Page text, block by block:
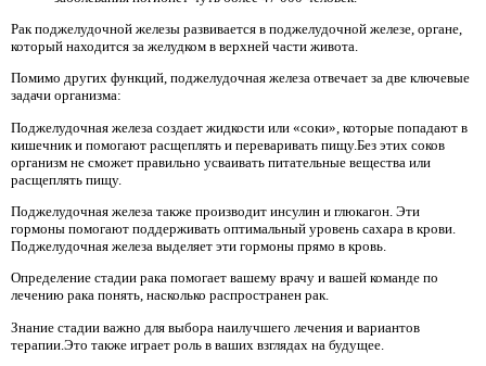
Рак поджелудочной железы развивается в поджелудочной железе, органе,
который находится за желудком в верхней части живота.
Помимо других функций, поджелудочная железа отвечает за две ключевые
задачи организма:
Поджелудочная железа создает жидкости или «соки», которые попадают в
кишечник и помогают расщеплять и переваривать пищу.Без этих соков
организм не сможет правильно усваивать питательные вещества или
расщеплять пищу.
Поджелудочная железа также производит инсулин и глюкагон. Эти
гормоны помогают поддерживать оптимальный уровень сахара в крови.
Поджелудочная железа выделяет эти гормоны прямо в кровь.
Определение стадии рака помогает вашему врачу и вашей команде по
лечению рака понять, насколько распространен рак.
Знание стадии важно для выбора наилучшего лечения и вариантов
терапии.Это также играет роль в ваших взглядах на будущее.